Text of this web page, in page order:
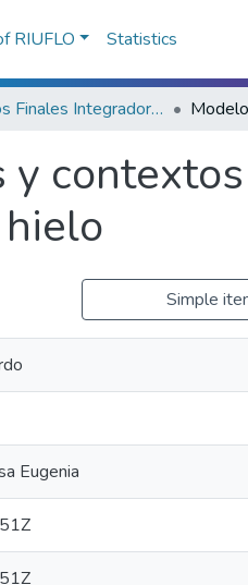
RIUFLO Statistics
Trabajos Finales Integradores (TFI) de la Licenciatura en Actividad Física y Deporte
Simple
Eugenia